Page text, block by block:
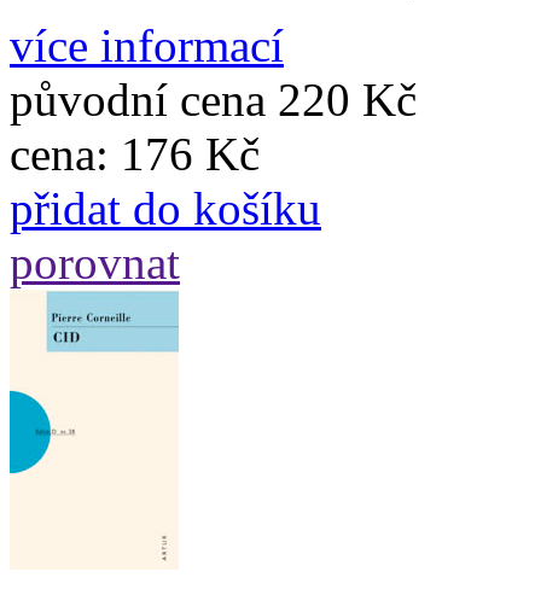
více informací
původní cena 220 Kč
cena: 176 Kč
přidat do košíku
porovnat